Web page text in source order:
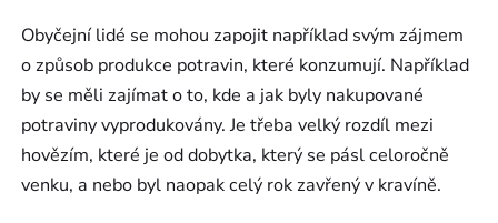
Obyčejní lidé se mohou zapojit například svým zájmem
o způsob produkce potravin, které konzumují. Například
by se měli zajímat o to, kde a jak byly nakupované
potraviny vyprodukovány. Je třeba velký rozdíl mezi
hovězím, které je od dobytka, který se pásl celoročně
venku, a nebo byl naopak celý rok zavřený v kravíně.